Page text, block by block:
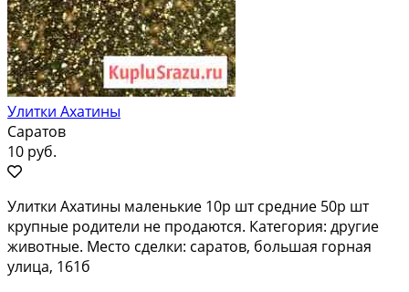
Улитки Ахатины
Саратов
10 руб.
Улитки Ахатины маленькие 10р шт средние 50р шт
крупные родители не продаются. Категория: другие
животные. Место сделки: саратов, большая горная
улица, 161б